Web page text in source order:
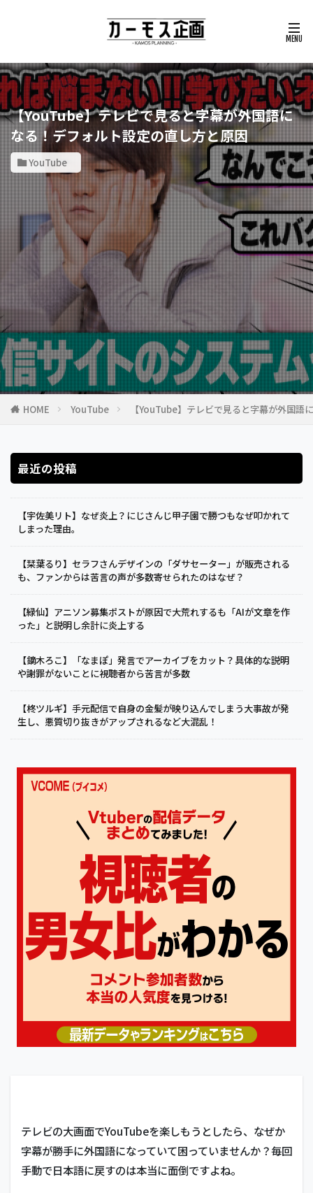
【YouTube】テレビで見ると字幕が外国語に
なる！デフォルト設定の直し方と原因
YouTube
HOME YouTube 【YouTube】テレビで見ると字幕が外国語
最近の投稿
【宇佐美リト】なぜ炎上？にじさんじ甲子園で勝つもなぜ叩かれて
しまった理由。
【栞葉るり】セラフさんデザインの「ダサセーター」が販売される
も、ファンからは苦言の声が多数寄せられたのはなぜ？
【緑仙】アニソン募集ポストが原因で大荒れするも「AIが文章を作
った」と説明し余計に炎上する
【鏑木ろこ】「なまぽ」発言でアーカイブをカット？具体的な説明
や謝罪がないことに視聴者から苦言が多数
【柊ツルギ】手元配信で自身の金髪が映り込んでしまう大事故が発
生し、悪質切り抜きがアップされるなど大混乱！
テレビの大画面でYouTubeを楽しもうとしたら、なぜか
字幕が勝手に外国語になっていて困っていませんか？毎回
手動で日本語に戻すのは本当に面倒ですよね。